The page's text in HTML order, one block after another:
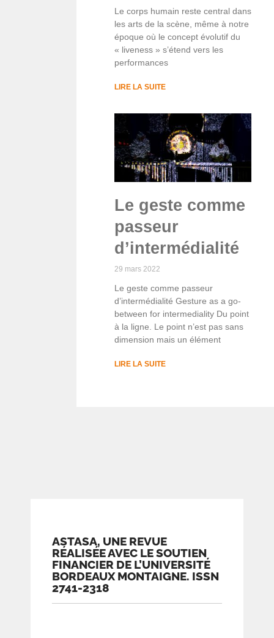
Le corps humain reste central dans
les arts de la scène, même à notre
époque où le concept évolutif du
« liveness » s’étend vers les
performances
LIRE LA SUITE
Le geste comme
passeur
d’intermédialité
29 mars 2022
Le geste comme passeur
d’intermédialité Gesture as a go-
between for intermediality Du point
à la ligne. Le point n’est pas sans
dimension mais un élément
LIRE LA SUITE
ASTASA, UNE REVUE
RÉALISÉE AVEC LE SOUTIEN
FINANCIER DE L’UNIVERSITÉ
BORDEAUX MONTAIGNE. ISSN
2741-2318